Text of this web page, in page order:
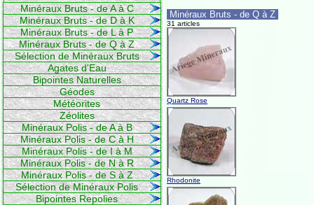
Minéraux Bruts - de A à C
Minéraux Bruts - de D à K
Minéraux Bruts - de L à P
Minéraux Bruts - de Q à Z
Sélection de Minéraux Bruts
Agates d'Eau
Bipointes Naturelles
Géodes
Météorites
Zéolites
Minéraux Polis - de A à B
Minéraux Polis - de C à H
Minéraux Polis - de I à M
Minéraux Polis - de N à R
Minéraux Polis - de S à Z
Sélection de Minéraux Polis
Bipointes Repolies
Minéraux Bruts - de Q à Z
31 articles
Quartz Rose
Rhodonite